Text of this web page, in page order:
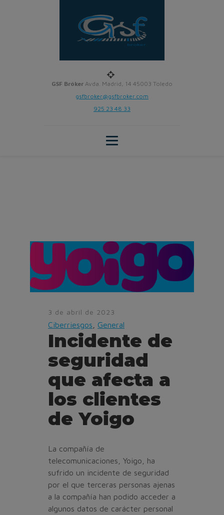
GSF Bróker Avda. Madrid, 14 45003 Toledo
gsfbroker@gsfbroker.com
925 23 48 33
3 de abril de 2023
Ciberriesgos General
Incidente de
seguridad
que afecta a
los clientes
de Yoigo
La compañía de
telecomunicaciones, Yoigo, ha
sufrido un incidente de seguridad
por el que terceras personas ajenas
a la compañía han podido acceder a
algunos datos de carácter personal